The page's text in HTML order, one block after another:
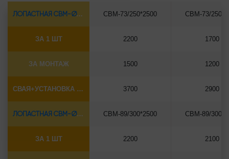
ЛОПАСТНАЯ СВМ-Ø73*5.5
ЗА 1 ШТ
ЗА МОНТАЖ
СВАЯ+УСТАНОВКА (БЕЗ ОГОЛОВКА)
СВМ-73/250*2500
2200
1500
3700
СВМ-73/
1700
1200
2900
ЛОПАСТНАЯ СВМ-Ø89*6.5
ЗА 1 ШТ
СВМ-89/300*2500
2200
СВМ-89/
2100